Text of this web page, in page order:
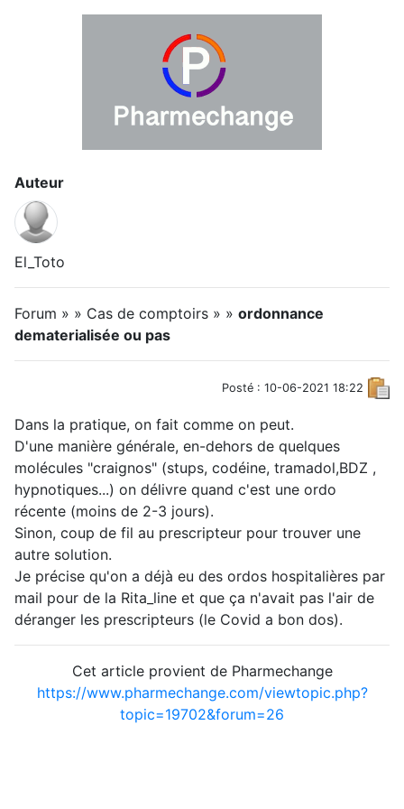
Auteur
El_Toto
Forum » » Cas de comptoirs » » ordonnance
dematerialisée ou pas
Posté : 10-06-2021 18:22
Dans la pratique, on fait comme on peut.
D'une manière générale, en-dehors de quelques
molécules "craignos" (stups, codéine, tramadol,BDZ ,
hypnotiques...) on délivre quand c'est une ordo
récente (moins de 2-3 jours).
Sinon, coup de fil au prescripteur pour trouver une
autre solution.
Je précise qu'on a déjà eu des ordos hospitalières par
mail pour de la Rita_line et que ça n'avait pas l'air de
déranger les prescripteurs (le Covid a bon dos).
Cet article provient de Pharmechange
https://www.pharmechange.com/viewtopic.php?
topic=19702&forum=26